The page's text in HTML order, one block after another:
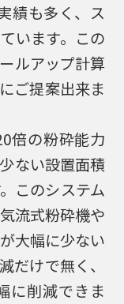
績も多く、ス
います。この
ルアップ計算
ご提案出来ま
倍の粉砕能力
ない設置面積
このシステム
流式粉砕機や
大幅に少ない
だけで無く、
に削減できま